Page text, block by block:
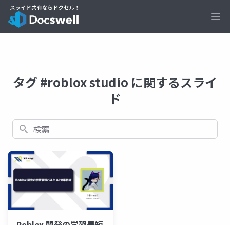
タグ #roblox studio に関するスライ
ド
検索